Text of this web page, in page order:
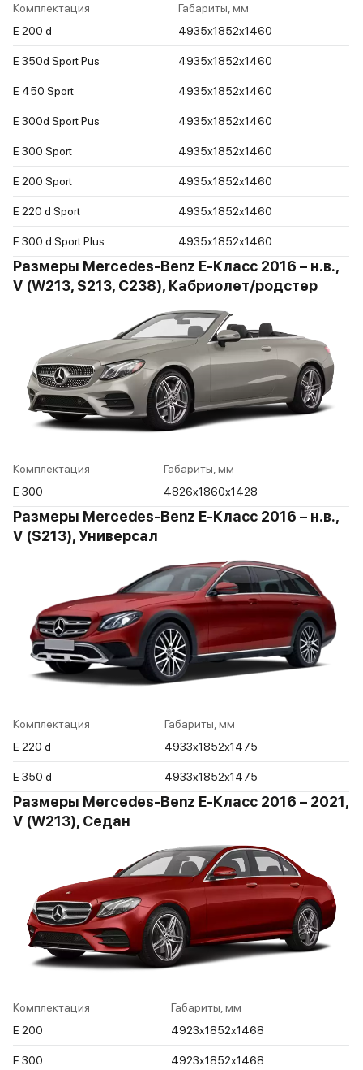
Комплектация
Габариты, мм
E 200 d
4935x1852x1460
E 350d Sport Pus 4935x1852x1460
E 450 Sport 4935x1852x1460
E 300d Sport Pus 4935x1852x1460
E 300 Sport 4935x1852x1460
E 200 Sport 4935x1852x1460
E 220 d Sport 4935x1852x1460
E 300 d Sport Plus 4935x1852x1460
Размеры Mercedes-Benz E-Класс 2016 – н.в.,
V (W213, S213, C238), Кабриолет/родстер
Комплектация
Габариты, мм
E 300
4826x1860x1428
Размеры Mercedes-Benz E-Класс 2016 – н.в.,
V (S213), Универсал
Комплектация
Габариты, мм
E 220 d
4933x1852x1475
E 350 d 4933x1852x1475
Размеры Mercedes-Benz E-Класс 2016 – 2021,
V (W213), Седан
Комплектация
Габариты, мм
E 200
4923x1852x1468
E 300 4923x1852x1468